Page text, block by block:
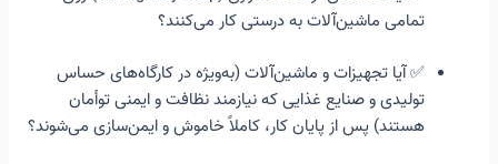
تمامی ماشین‌آلات به درستی کار می‌کنند؟
✅ آیا تجهیزات و ماشین‌آلات (به‌ویژه در کارگاه‌های حساس
تولیدی و صنایع غذایی که نیازمند نظافت و ایمنی توأمان
هستند) پس از پایان کار، کاملاً خاموش و ایمن‌سازی می‌شوند؟